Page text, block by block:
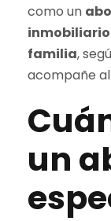
como un
inmobiliario
familia,
acompañe
un